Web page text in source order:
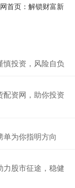
首页：解锁财富新
投资，风险自负
配资网，助你投资
单为你指明方向
力股市征途，稳健